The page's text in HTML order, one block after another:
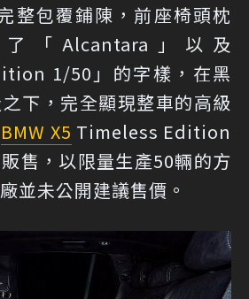
整包覆鋪陳，前座椅頭枕
「Alcantara」以及
1/50」的字樣，在黑
下，完全顯現整車的高級
BMW X5 Timeless Edition
售，以限量生產50輛的方
並未公開建議售價。